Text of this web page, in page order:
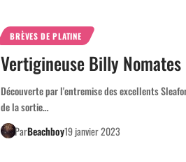
BRÈVES DE PLATINE
Vertigineuse Billy Nomates
Découverte par l'entremise des excellents
de la sortie…
ParBeachboy19 janvier 2023